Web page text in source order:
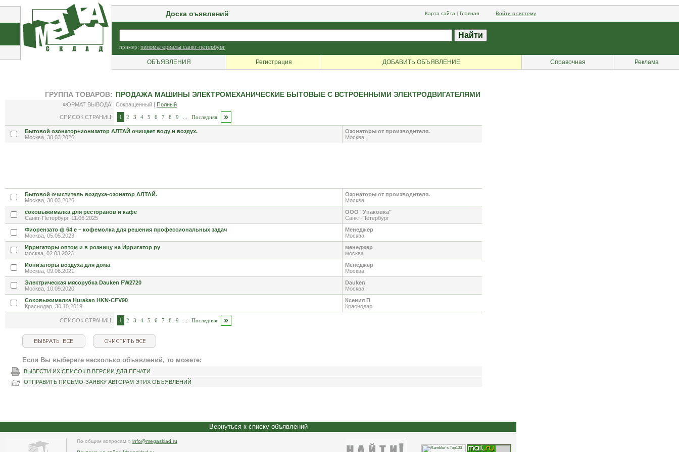
Доска оъявлений Карта сайта | Главная Войти в систему
пример: пиломатериалы санкт-петербург
ОБЪЯВЛЕНИЯ Регистрация ДОБАВИТЬ ОБЪЯВЛЕНИЕ Справочная Реклама
ГРУППА ТОВАРОВ: ПРОДАЖА МАШИНЫ ЭЛЕКТРОМЕХАНИЧЕСКИЕ БЫТОВЫЕ С ВСТРОЕННЫМИ ЭЛЕКТРОДВИГАТЕЛЯМИ
ФОРМАТ ВЫВОДА: Сокращенный | Полный
СПИСОК СТРАНИЦ: 1 2 3 4 5 6 7 8 9 Последняя »
Бытовой озонатор+ионизатор АЛТАЙ очищает воду и воздух.
Москва, 30.03.2026
Озонаторы от производителя.
Москва
Бытовой очиститель воздуха-озонатор АЛТАЙ.
Москва, 30.03.2026
Озонаторы от производителя.
Москва
соковыжималка для ресторанов и кафе
Санкт-Петербург, 11.06.2025
ООО "Упаковка"
Санкт-Петербург
Фиорензато ф 64 е – кофемолка для решения профессиональных задач
Москва, 05.05.2023
Менеджер
Москва
Ирригаторы оптом и в розницу на Ирригатор ру
москва, 02.03.2023
менеджер
москва
Ионизаторы воздуха для дома
Москва, 09.08.2021
Менеджер
Москва
Электрическая мясорубка Dauken FW2720
Москва, 10.09.2020
Dauken
Москва
Соковыжималка Hurakan HKN-CFV90
Краснодар, 30.10.2019
Ксения П
Краснодар
СПИСОК СТРАНИЦ: 1 2 3 4 5 6 7 8 9 Последняя »
Если Вы выберете несколько объявлений, то можете:
ВЫВЕСТИ ИХ СПИСОК В ВЕРСИИ ДЛЯ ПЕЧАТИ
ОТПРАВИТЬ ПИСЬМО-ЗАЯВКУ АВТОРАМ ЭТИХ ОБЪЯВЛЕНИЙ
Вернуться к списку объявлений
По общим вопросам » info@megasklad.ru